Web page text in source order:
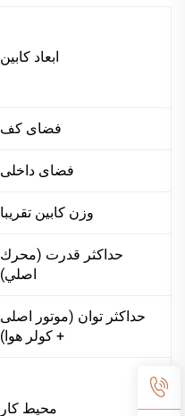
ابعاد کابین
فضای کف
فضای داخلی
وزن کابين تقريبا
حداکثر قدرت (محرك
اصلي)
حداکثر توان (موتور اصلی
+ کولر هوا)
محیط کار